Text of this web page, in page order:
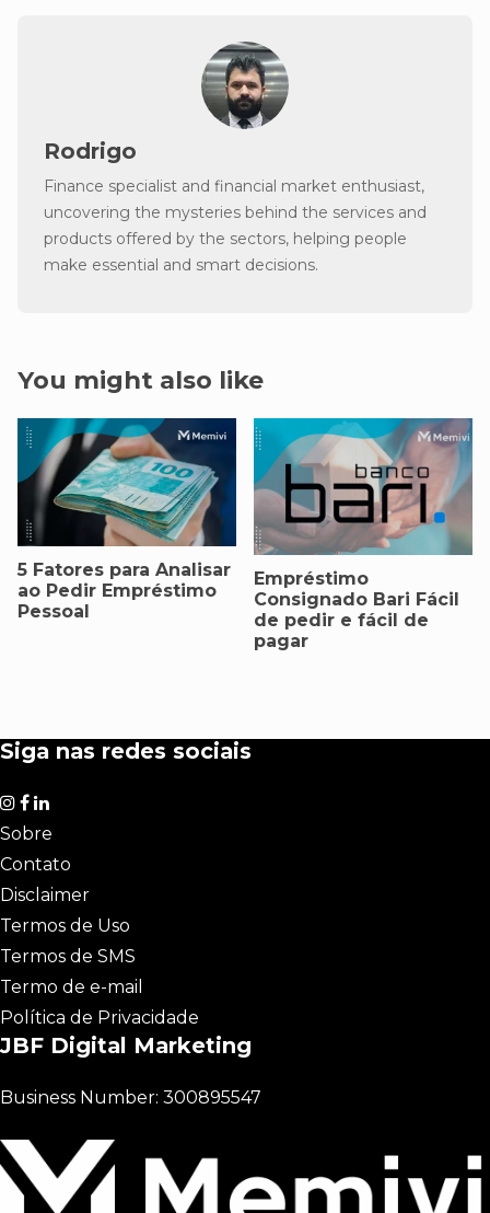
Rodrigo
Finance specialist and financial market enthusiast,
uncovering the mysteries behind the services and
products offered by the sectors, helping people
make essential and smart decisions.
You might also like
5 Fatores para Analisar
ao Pedir Empréstimo
Pessoal
Empréstimo
Consignado Bari Fácil
de pedir e fácil de
pagar
Siga nas redes sociais
Sobre
Contato
Disclaimer
Termos de Uso
Termos de SMS
Termo de e-mail
Política de Privacidade
JBF Digital Marketing
Business Number: 300895547